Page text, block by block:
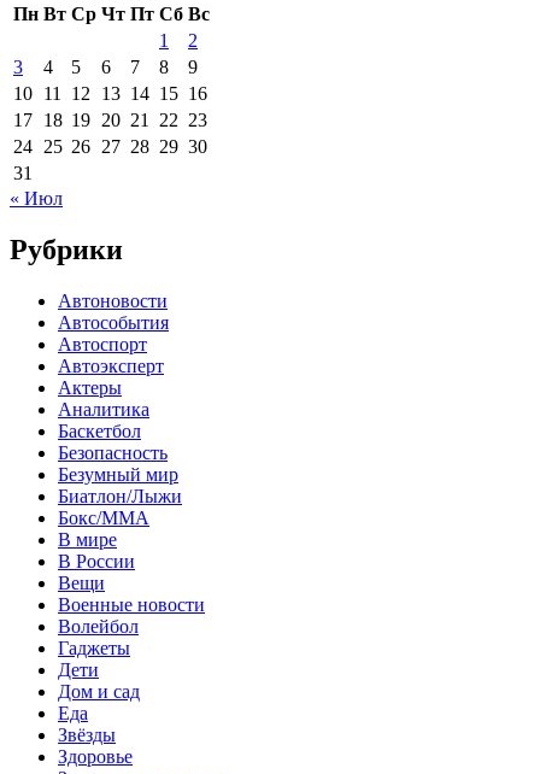
Пн Вт Ср Чт Пт Сб Вс
1
2
3
4 5 6 7 8
9
10 11 12 13 14 15 16
17 18 19 20 21 22 23
24 25 26 27 28 29 30
31
« Июл
Рубрики
Автоновости
Автособытия
Автоспорт
Автоэксперт
Актеры
Аналитика
Баскетбол
Безопасность
Безумный мир
Биатлон/Лыжи
Бокс/MMA
В мире
В России
Вещи
Военные новости
Волейбол
Гаджеты
Дети
Дом и сад
Еда
Звёзды
Здоровье